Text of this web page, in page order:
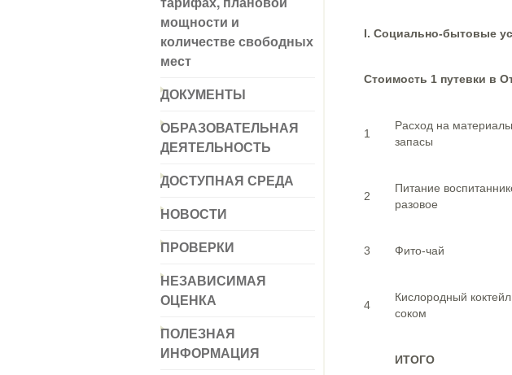
мощности и
количестве свободных
мест
ДОКУМЕНТЫ
ОБРАЗОВАТЕЛЬНАЯ
ДЕЯТЕЛЬНОСТЬ
ДОСТУПНАЯ СРЕДА
НОВОСТИ
ПРОВЕРКИ
НЕЗАВИСИМАЯ
ОЦЕНКА
ПОЛЕЗНАЯ
ИНФОРМАЦИЯ
I. Социально-бытовые
Стоимость 1 путевки в
1
Расход на
запасы
2
Питание
разовое
3 Фито-чай
4
Кислородный
соком
ИТОГО